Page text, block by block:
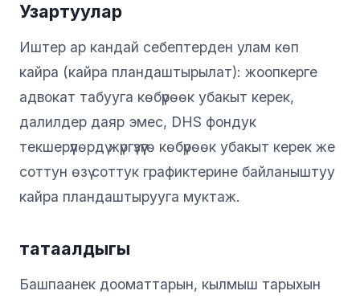
Узартуулар
Иштер ар кандай себептерден улам көп
кайра (кайра пландаштырылат): жоопкерге
адвокат табууга көбүрөөк убакыт керек,
далилдер даяр эмес, DHS фондук
текшерүүлөрдү жүргүзүүгө көбүрөөк убакыт керек же
соттун өзү соттук графиктерине байланыштуу
кайра пландаштырууга муктаж.
татаалдыгы
Башпаанек дооматтарын, кылмыш тарыхын